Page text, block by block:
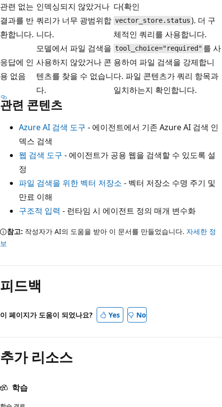
관련 없는
결과를 반
환합니다.
인덱싱되지 않았거나
쿼리가 너무 광범위합
니다.
다(확인
vector_store.status ). 더 구
체적인 쿼리를 사용합니다.
응답에 인
용 없음
모델에서 파일 검색을
사용하지 않았거나 콘
텐츠를 찾을 수 없습니
다.
tool_choice="required" 를 사
용하여 파일 검색을 강제합니
다. 파일 콘텐츠가 쿼리 항목과
일치하는지 확인합니다.
관련 콘텐츠
Azure AI 검색 도구 - 에이전트에서 기존 Azure AI 검색 인
덱스 검색
웹 검색 도구 - 에이전트가 공용 웹을 검색할 수 있도록 설
정
파일 검색을 위한 벡터 저장소 - 벡터 저장소 수명 주기 및
만료 이해
구조적 입력 - 런타임 시 에이전트 정의 매개 변수화
참고: 작성자가 AI의 도움을 받아 이 문서를 만들었습니다. 자세한 정
보
피드백
이 페이지가 도움이 되었나요? Yes No
추가 리소스
학습